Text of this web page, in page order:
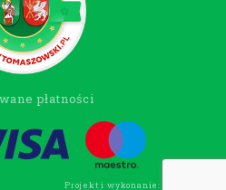
płatności
Projekt i wykonanie: